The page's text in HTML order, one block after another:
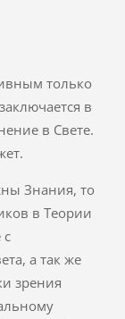
только
в
в Свете.
Знания, то
в Теории
с
а так же
зрения